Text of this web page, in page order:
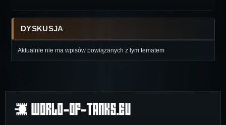
DYSKUSJA
Aktualnie nie ma wpisów powiązanych z tym tematem